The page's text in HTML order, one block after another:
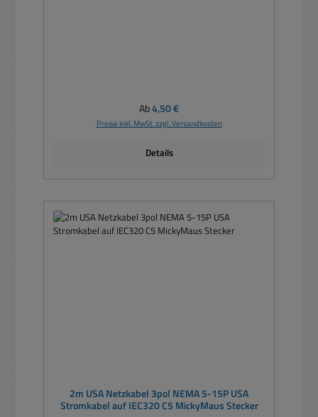
Regulärer Preis:
Ab4,50 €
Preise inkl. MwSt. zzgl. Versandkosten
Details
2m USA Netzkabel 3pol NEMA 5-15P USA
Stromkabel auf IEC320 C5 MickyMaus Stecker